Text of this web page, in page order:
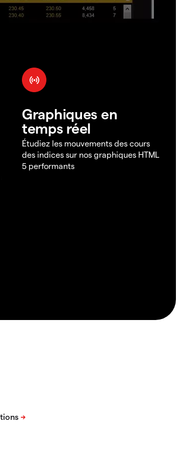
Graphiques en
temps réel
Étudiez les mouvements des cours
des indices sur nos graphiques HTML
5 performants